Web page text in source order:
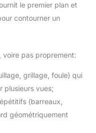
le premier plan et
contourner un
voire pas proprement:
grillage, foule) qui
plusieurs vues;
(barreaux,
géométriquement